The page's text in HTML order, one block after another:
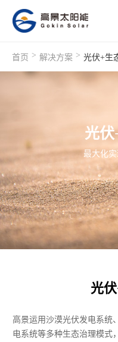
首页 > 解决方案 > 光伏+生
光
最大化
光
高景运用沙漠光伏发电系统
电系统等多种生态治理模式